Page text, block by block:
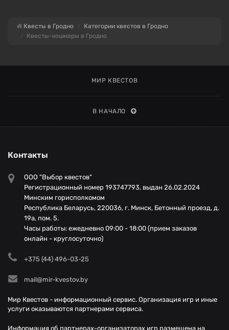
Квесты в Гродно
Категории квестов в Гродно
Квесты-кошмары в Гродно
МИР КВЕСТОВ
В НАЧАЛО
Контакты
ООО "Выбор квестов"
Регистрационный номер 193747793, выдан 26.02.2024
Минским горисполкомом
Республика Беларусь, 220036, г. Минск, Бетонный проезд, д.
19а, пом. 5.
Часы работы: ежедневно 09:00 - 18:00 (прием заказов
онлайн - круглосуточно)
+375 (44) 496-03-25
mail@mir-kvestov.by
Мир Квестов - информационный сервис. Организация игр и иные
услуги оказываются партнерами сервиса.
Информация об партнерах-организаторах игр размещена на